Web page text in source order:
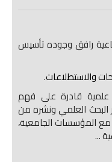
رافق وجوده تأسيس
والاستطلاعات.
علمية قادرة على فهم
البحث العلمي ونشره من
مع المؤسسات الجامعية،
...